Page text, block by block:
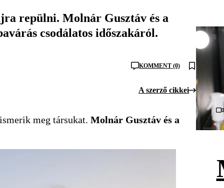
repülni. Molnár Gusztáv és a
csodálatos időszakáról.
KOMMENT (0)
A szerző cikkei
meg társukat. Molnár Gusztáv és a